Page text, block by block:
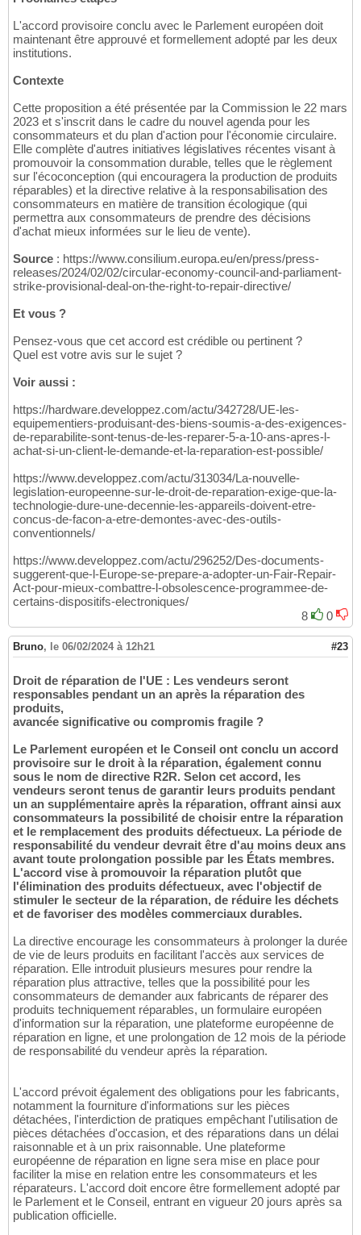
L'accord provisoire conclu avec le Parlement européen doit
maintenant être approuvé et formellement adopté par les deux
institutions.
Contexte
Cette proposition a été présentée par la Commission le 22 mars
2023 et s'inscrit dans le cadre du nouvel agenda pour les
consommateurs et du plan d'action pour l'économie circulaire.
Elle complète d'autres initiatives législatives récentes visant à
promouvoir la consommation durable, telles que le règlement
sur l'écoconception (qui encouragera la production de produits
réparables) et la directive relative à la responsabilisation des
consommateurs en matière de transition écologique (qui
permettra aux consommateurs de prendre des décisions
d'achat mieux informées sur le lieu de vente).
Source : https://www.consilium.europa.eu/en/press/press-
releases/2024/02/02/circular-economy-council-and-parliament-
strike-provisional-deal-on-the-right-to-repair-directive/
Et vous ?
Pensez-vous que cet accord est crédible ou pertinent ?
Quel est votre avis sur le sujet ?
Voir aussi :
https://hardware.developpez.com/actu/342728/UE-les-
equipementiers-produisant-des-biens-soumis-a-des-exigences-
de-reparabilite-sont-tenus-de-les-reparer-5-a-10-ans-apres-l-
achat-si-un-client-le-demande-et-la-reparation-est-possible/
https://www.developpez.com/actu/313034/La-nouvelle-
legislation-europeenne-sur-le-droit-de-reparation-exige-que-la-
technologie-dure-une-decennie-les-appareils-doivent-etre-
concus-de-facon-a-etre-demontes-avec-des-outils-
conventionnels/
https://www.developpez.com/actu/296252/Des-documents-
suggerent-que-l-Europe-se-prepare-a-adopter-un-Fair-Repair-
Act-pour-mieux-combattre-l-obsolescence-programmee-de-
certains-dispositifs-electroniques/
8
0
Bruno, le 06/02/2024 à 12h21 #23
Droit de réparation de l'UE : Les vendeurs seront
responsables pendant un an après la réparation des
produits,
avancée significative ou compromis fragile ?
Le Parlement européen et le Conseil ont conclu un accord
provisoire sur le droit à la réparation, également connu
sous le nom de directive R2R. Selon cet accord, les
vendeurs seront tenus de garantir leurs produits pendant
un an supplémentaire après la réparation, offrant ainsi aux
consommateurs la possibilité de choisir entre la réparation
et le remplacement des produits défectueux. La période de
responsabilité du vendeur devrait être d'au moins deux ans
avant toute prolongation possible par les États membres.
L'accord vise à promouvoir la réparation plutôt que
l'élimination des produits défectueux, avec l'objectif de
stimuler le secteur de la réparation, de réduire les déchets
et de favoriser des modèles commerciaux durables.
La directive encourage les consommateurs à prolonger la durée
de vie de leurs produits en facilitant l'accès aux services de
réparation. Elle introduit plusieurs mesures pour rendre la
réparation plus attractive, telles que la possibilité pour les
consommateurs de demander aux fabricants de réparer des
produits techniquement réparables, un formulaire européen
d'information sur la réparation, une plateforme européenne de
réparation en ligne, et une prolongation de 12 mois de la période
de responsabilité du vendeur après la réparation.
L'accord prévoit également des obligations pour les fabricants,
notamment la fourniture d'informations sur les pièces
détachées, l'interdiction de pratiques empêchant l'utilisation de
pièces détachées d'occasion, et des réparations dans un délai
raisonnable et à un prix raisonnable. Une plateforme
européenne de réparation en ligne sera mise en place pour
faciliter la mise en relation entre les consommateurs et les
réparateurs. L'accord doit encore être formellement adopté par
le Parlement et le Conseil, entrant en vigueur 20 jours après sa
publication officielle.